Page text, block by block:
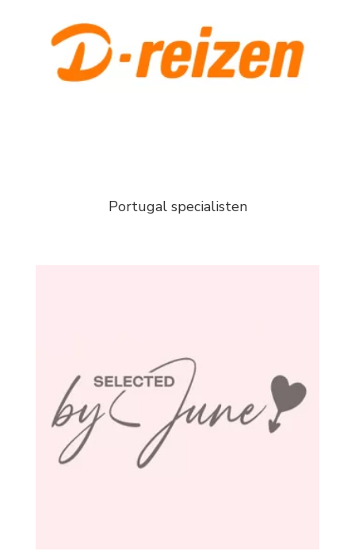
Portugal specialisten